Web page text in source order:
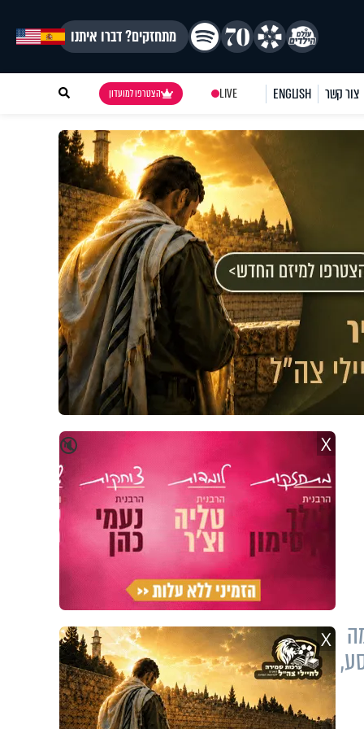
מתחזקים? דברו איתנו
צור קשר ENGLISH
LIVE הצטרפו למועדון
🔇 X
X